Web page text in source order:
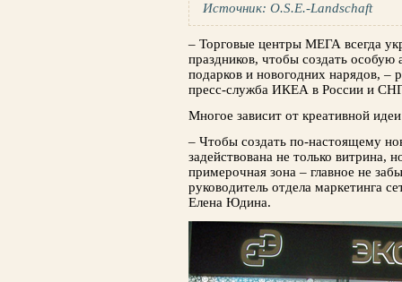
Источник: O.S.E.-Landschaft
– Торговые центры МЕГА всегда
праздников, чтобы создать
подарков и ново­годних нарядов, –
пресс-служба ИКЕА в России и
Многое зависит от креативной
– Чтобы создать по-настоящему
задей­ствована не только витрина,
примерочная зона – главное не
руководитель отдела маркетинга
Елена Юдина.